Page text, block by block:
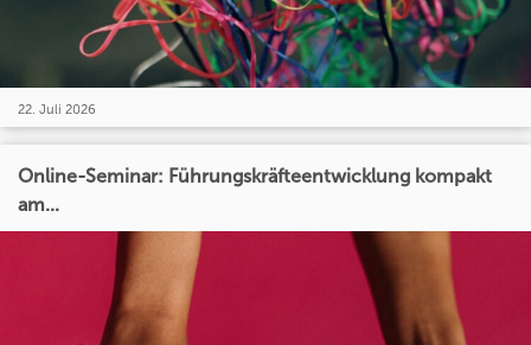
22. Juli 2026
Online-Seminar: Führungskräfteentwicklung kompakt
am...